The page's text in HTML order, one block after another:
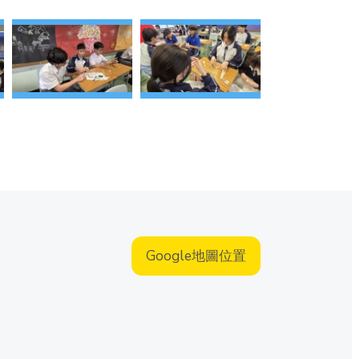
Google地圖位置